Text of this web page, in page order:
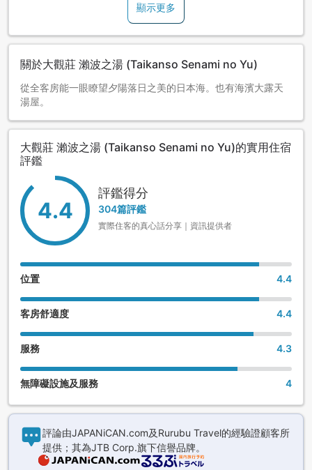
顯示更多
關於大觀莊 瀨波之湯 (Taikanso Senami no Yu)
從全客房能一眼瞭望夕陽落日之美的日本海。也有海濱大露天
湯屋。
大觀莊 瀨波之湯 (Taikanso Senami no Yu)的實用住宿
評鑑
4.4
評鑑得分
304篇評鑑
實際住客的真心話分享｜資訊提供者
位置 4.4
客房舒適度 4.4
服務 4.3
無障礙設施及服務 4
評論由JAPANiCAN.com及Rurubu Travel的經驗證顧客所
提供；其為JTB Corp.旗下信譽品牌。